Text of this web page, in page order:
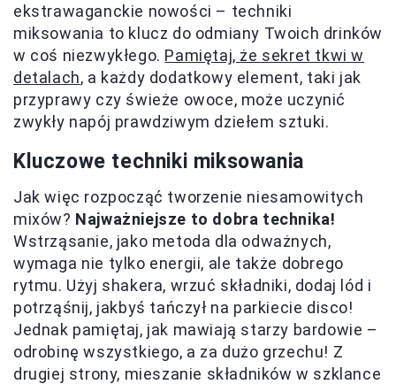
ekstrawaganckie nowości – techniki
miksowania to klucz do odmiany Twoich drinków
w coś niezwykłego. Pamiętaj, że sekret tkwi w
detalach, a każdy dodatkowy element, taki jak
przyprawy czy świeże owoce, może uczynić
zwykły napój prawdziwym dziełem sztuki.
Kluczowe techniki miksowania
Jak więc rozpocząć tworzenie niesamowitych
mixów? Najważniejsze to dobra technika!
Wstrząsanie, jako metoda dla odważnych,
wymaga nie tylko energii, ale także dobrego
rytmu. Użyj shakera, wrzuć składniki, dodaj lód i
potrząśnij, jakbyś tańczył na parkiecie disco!
Jednak pamiętaj, jak mawiają starzy bardowie –
odrobinę wszystkiego, a za dużo grzechu! Z
drugiej strony, mieszanie składników w szklance